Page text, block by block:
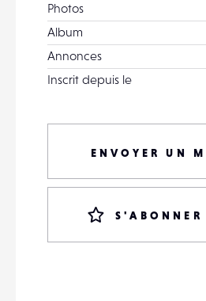
Photos
Album
Annonces
Inscrit depuis le
ENVOYER UN
S'ABONNER